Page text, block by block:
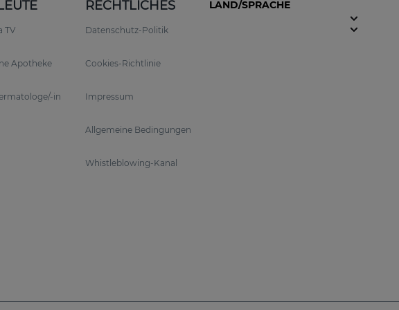
langsam freigesetzt. Das sorgt für eine optimale Wirksamkeit
TV
Apotheke
in
RECHTLICHES
Datenschutz-Politik
Cookies-Richtlinie
Impressum
Allgemeine Bedingungen
Whistleblowing-Kanal
LAND/SPRACHE